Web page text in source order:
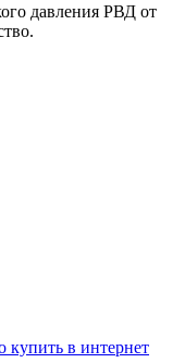
давления РВД от